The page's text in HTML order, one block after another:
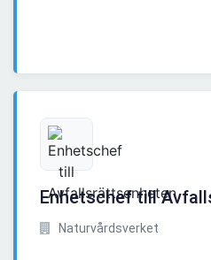
Enhetschef till
Naturvårdsverket